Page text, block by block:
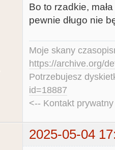
Bo to rzadkie,
pewnie długo nie
Moje skany
https://archive.org/
Potrzebujesz
id=18887
<-- Kontakt
2025-05-04